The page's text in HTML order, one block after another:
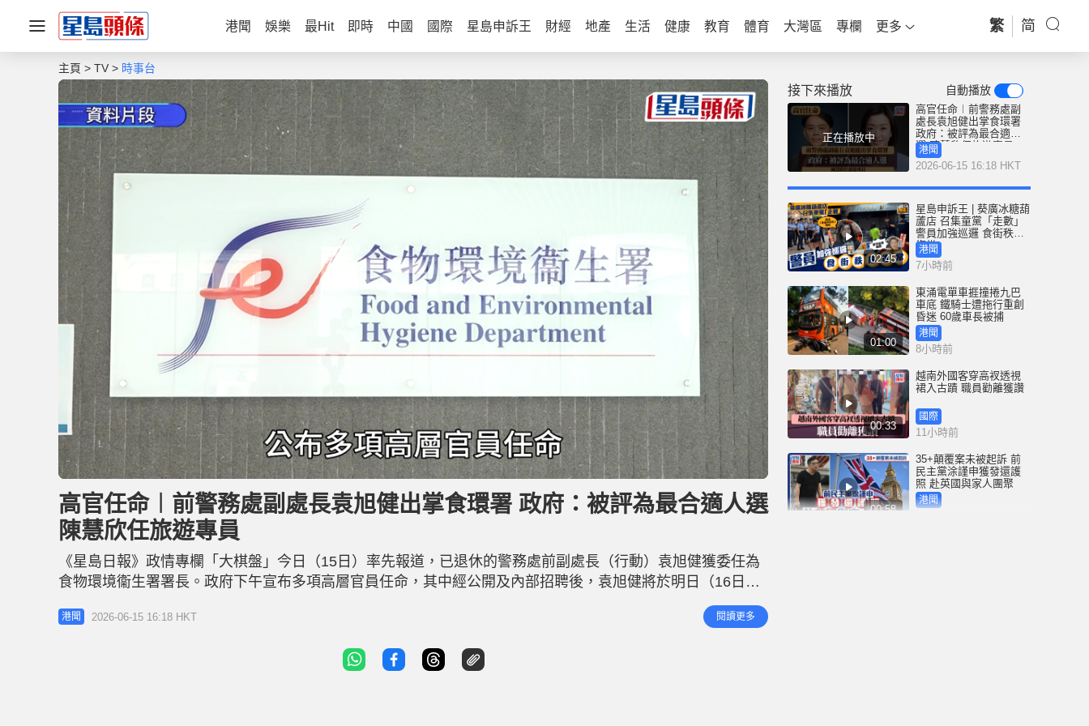
港聞 娛樂 最Hit 即時 中國 國際 星島申訴王 財經 地產 生活 健康 教育 體育 大灣區 專欄 更多 繁 简
主頁 TV 時事台
U
n
u
t
e
L
o
d
d
3
%
高官任命︱前警務處副處長袁旭健出掌食環署 政府：被評為最合適人選
陳慧欣任旅遊專員
《星島日報》政情專欄「大棋盤」今日（15日）率先報道，已退休的警務處前副處長（行動）袁旭健獲委任為
食物環境衞生署署長。政府下午宣布多項高層官員任命，其中經公開及內部招聘後，袁旭健將於明日（16日）
接替吳文傑出掌食環署。 楊何蓓茵：袁旭健具出色領導才能 繼續推動改革 今次是政府首次就食環署長職位進
行公開招聘，獲取錄人士按公務員合約條款受聘，為期3年，月薪近30萬元。公務員事務局局長楊何蓓茵表示，
港聞 2026-06-15 16:18 HKT 閱讀更多
接下來播放 自動播放
正在播放中
高官任命︱前警務處副
處長袁旭健出掌食環署
政府：被評為最合適人
選 陳慧欣任旅遊專員
港聞
2026-06-15 16:18 HKT
02:45
星島申訴王 | 葵廣冰糖葫
蘆店 召集童黨「走數」
警員加強巡邏 食街秩序
復常
港聞
7小時前
01:00
東涌電單車捱撞捲九巴
車底 鐵騎士遭拖行重創
昏迷 60歲車長被捕
港聞
8小時前
00:33
越南外國客穿高衩透視
裙入古蹟 職員勸離獲讚
國際
11小時前
00:58
35+顛覆案未被起訴 前
民主黨涂謹申獲發還護
照 赴英國與家人團聚
港聞